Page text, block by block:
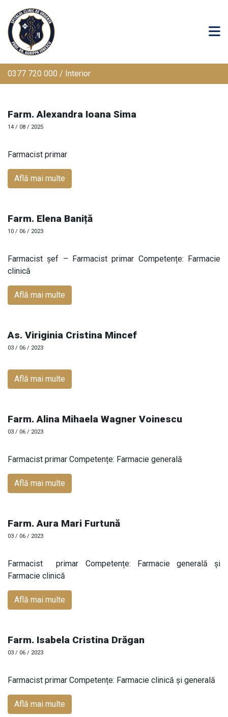
0377 720 000 / Interior
Farm. Alexandra Ioana Sima
14 / 08 / 2025
Farmacist primar
Află mai multe
Farm. Elena Baniță
10 / 06 / 2023
Farmacist șef – Farmacist primar Competențe: Farmacie
clinică
Află mai multe
As. Viriginia Cristina Mincef
03 / 06 / 2023
Află mai multe
Farm. Alina Mihaela Wagner Voinescu
03 / 06 / 2023
Farmacist primar Competențe: Farmacie generală
Află mai multe
Farm. Aura Mari Furtună
03 / 06 / 2023
Farmacist primar Competențe: Farmacie generală și
Farmacie clinică
Află mai multe
Farm. Isabela Cristina Drăgan
03 / 06 / 2023
Farmacist primar Competențe: Farmacie clinică și generală
Află mai multe